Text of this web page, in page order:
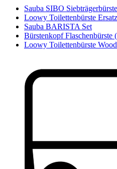
Sauba SIBO Siebträgerbürste
Loowy Toilettenbürste
Sauba BARISTA Set
Bürstenkopf
Loowy Toilettenbürste